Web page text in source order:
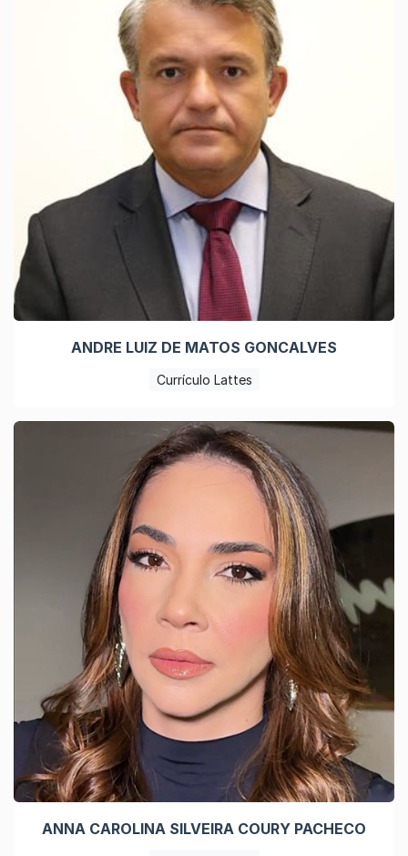
ANDRE LUIZ DE MATOS GONCALVES
Currículo Lattes
ANNA CAROLINA SILVEIRA COURY PACHECO